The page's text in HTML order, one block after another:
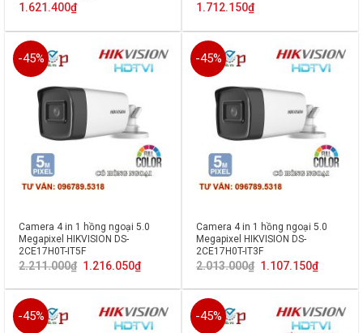
1.621.400₫ 1.712.150₫
-45%
Camera 4 in 1 hồng ngoại 5.0
Megapixel HIKVISION DS-
2CE17H0T-IT5F
2.211.000₫ Giá
1.216.050₫Giá
hiện
1.216.050₫.
-45%
Camera 4 in 1 hồng ngoại 5.0
Megapixel HIKVISION DS-
2CE17H0T-IT3F
2.013.000₫ Giá
1.107.150₫Giá
hiện
-45% -45%